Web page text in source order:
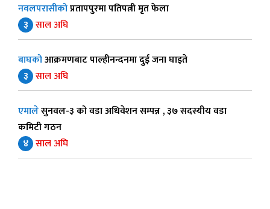
नवलपरासीकोप्रतापपुरमा पतिपत्नी मृत फेला
३ साल अघि
बाघकोआक्रमणबाट पाल्हीनन्दनमा दुई जना घाइते
३ साल अघि
एमालेसुनवल-३ को वडा अधिवेशन सम्पन्न , ३७ सदस्यीय वडा
कमिटी गठन
४ साल अघि